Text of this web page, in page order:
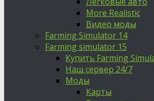
More Realistic
Видео моды
Farming Simulator 14
Farming simulator 15
Купить Farming
Наш сервер 24/7
Моды
Карты